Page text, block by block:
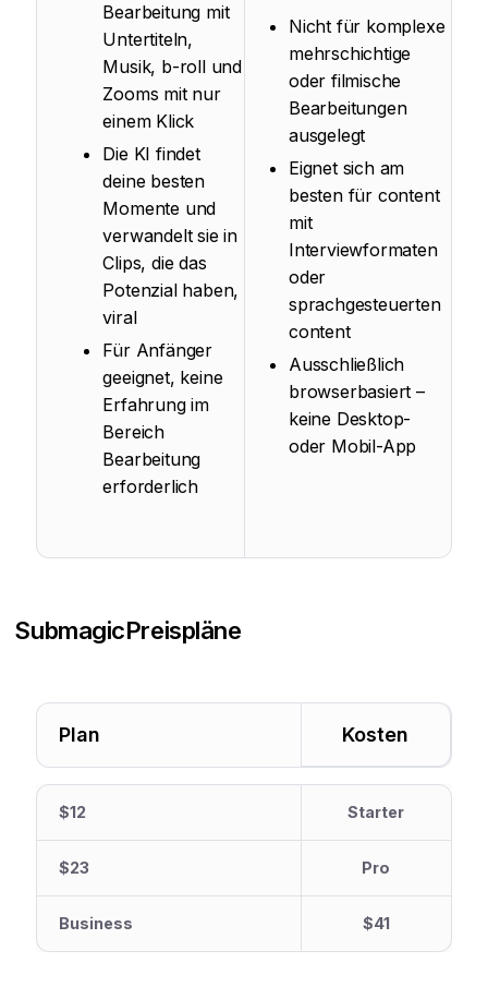
Bearbeitung mit
Untertiteln,
Musik, b-roll und
Zooms mit nur
einem Klick
Die KI findet
deine besten
Momente und
verwandelt sie in
Clips, die das
Potenzial haben,
viral
Für Anfänger
geeignet, keine
Erfahrung im
Bereich
Bearbeitung
erforderlich
Nicht für komplexe
mehrschichtige
oder filmische
Bearbeitungen
ausgelegt
Eignet sich am
besten für content
mit
Interviewformaten
oder
sprachgesteuerten
content
Ausschließlich
browserbasiert –
keine Desktop-
oder Mobil-App
SubmagicPreispläne
Plan Kosten
$12 Starter
$23 Pro
Business $41